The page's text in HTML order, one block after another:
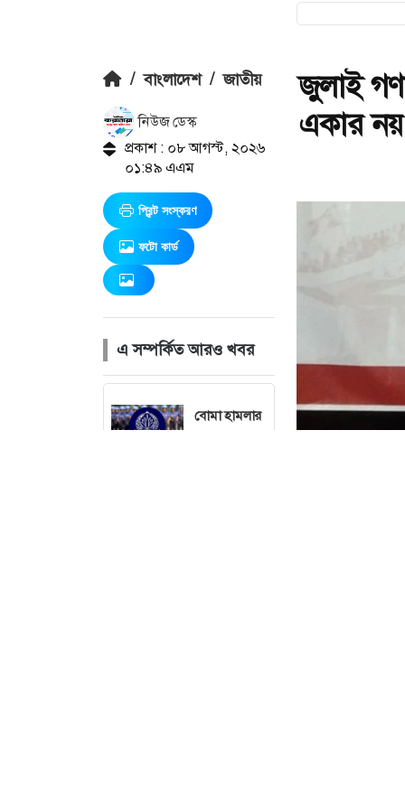
/ বাংলাদেশ / জাতীয়
নিউজ ডেস্ক
প্রকাশ : ০৮ আগস্ট, ২০২৬
০১:৪৯ এএম
প্রিন্ট সংস্করণ
ফটো কার্ড
এ সম্পর্কিত আরও খবর
বোমা হামলার
জুলাই
একার নয়: